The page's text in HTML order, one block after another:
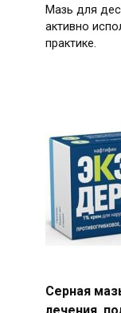
Мазь для
активно
практике.
Серная